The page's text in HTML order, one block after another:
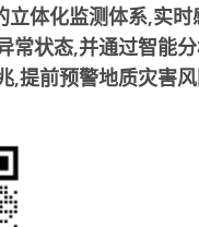
立体化监测体系,实
常状态,并通过智能
,提前预警地质灾害